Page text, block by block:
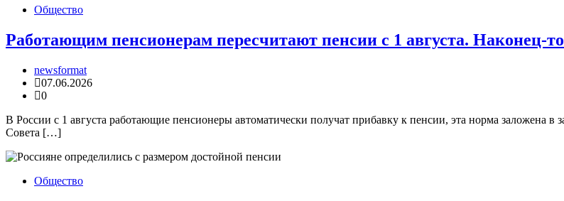
Общество
Работающим пенсионерам пересчитают пенсии с 1 августа. Наконец-
newsformat
07.06.2026
0
В России с 1 августа работающие пенсионеры автоматически получат прибавку к пенсии, эта норма заложена в
Совета […]
Общество